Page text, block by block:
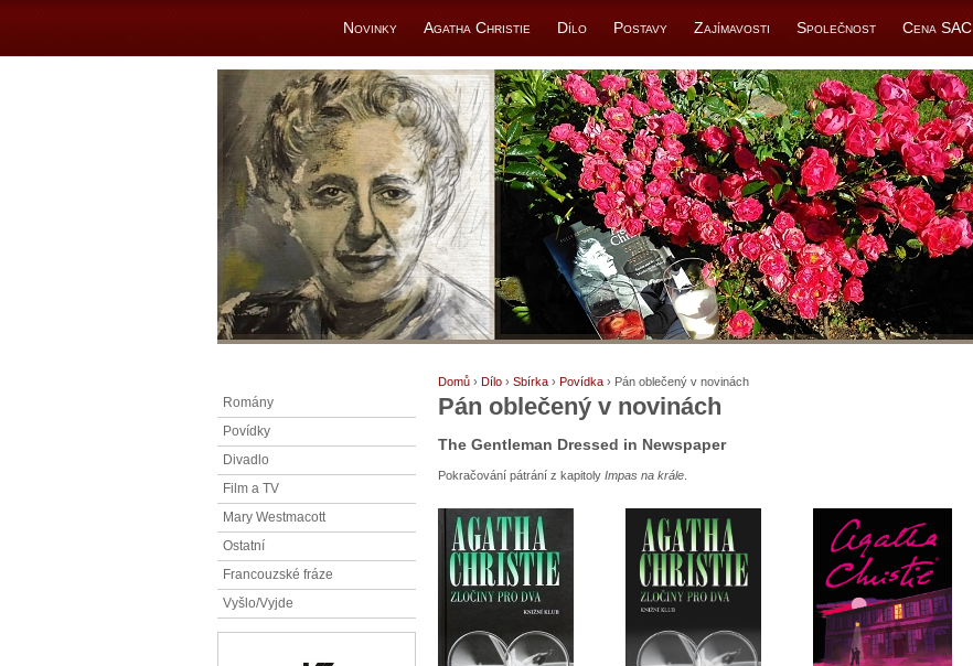
Novinky Agatha Christie Dílo Postavy Zajímavosti Společnost Cena SAC
Domů › Dílo › Sbírka › Povídka › Pán oblečený v novinách
Pán oblečený v novinách
The Gentleman Dressed in Newspaper
Pokračování pátrání z kapitoly Impas na krále
Romány
Povídky
Divadlo
Film a TV
Mary Westmacott
Ostatní
Francouzské fráze
Vyšlo/Vyjde